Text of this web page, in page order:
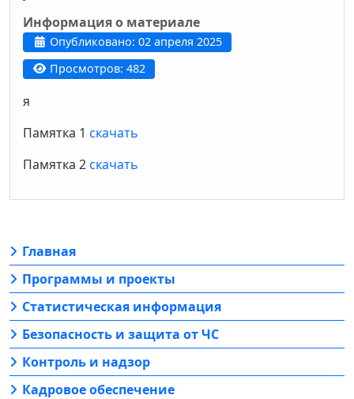
Главная
Программы и проекты
Статистическая информация
Безопасность и защита от ЧС
Контроль и надзор
Кадровое обеспечение
Информация о материале
Опубликовано: 02 апреля 2025
Просмотров: 482
я
Памятка 1 скачать
Памятка 2скачать